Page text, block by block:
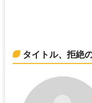
タイトル、拒絶